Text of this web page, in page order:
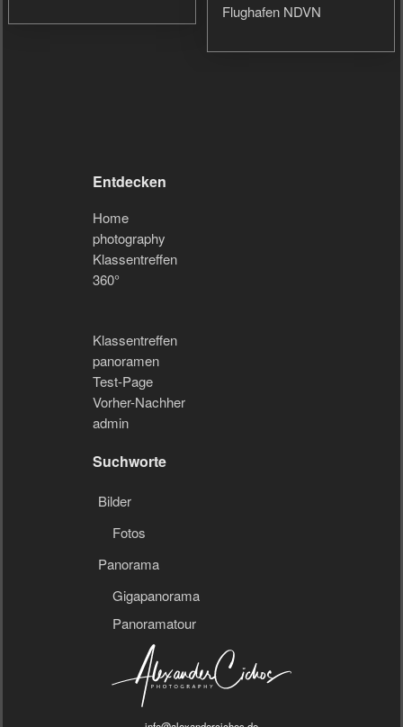
Flughafen NDVN
Entdecken
Home
photography
Klassentreffen
360°
Klassentreffen
panoramen
Test-Page
Vorher-Nachher
admin
Suchworte
Bilder
Fotos
Panorama
Gigapanorama
Panoramatour